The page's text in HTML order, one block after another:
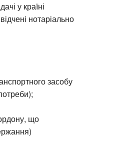
у країні
нотаріально
засобу
що